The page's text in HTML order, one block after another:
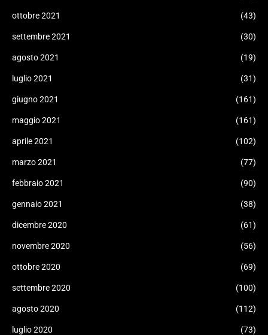
ottobre 2021 (43)
settembre 2021 (30)
agosto 2021 (19)
luglio 2021 (31)
giugno 2021 (161)
maggio 2021 (161)
aprile 2021 (102)
marzo 2021 (77)
febbraio 2021 (90)
gennaio 2021 (38)
dicembre 2020 (61)
novembre 2020 (56)
ottobre 2020 (69)
settembre 2020 (100)
agosto 2020 (112)
luglio 2020 (73)